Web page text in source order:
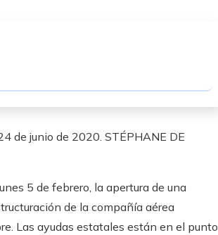
de junio de 2020. STÉPHANE DE
5 de febrero, la apertura de una
de la compañía aérea
Las ayudas estatales están en el punto